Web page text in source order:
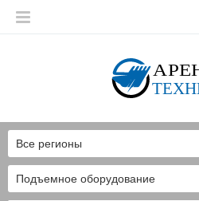
Подъемное оборудование
Все регионы